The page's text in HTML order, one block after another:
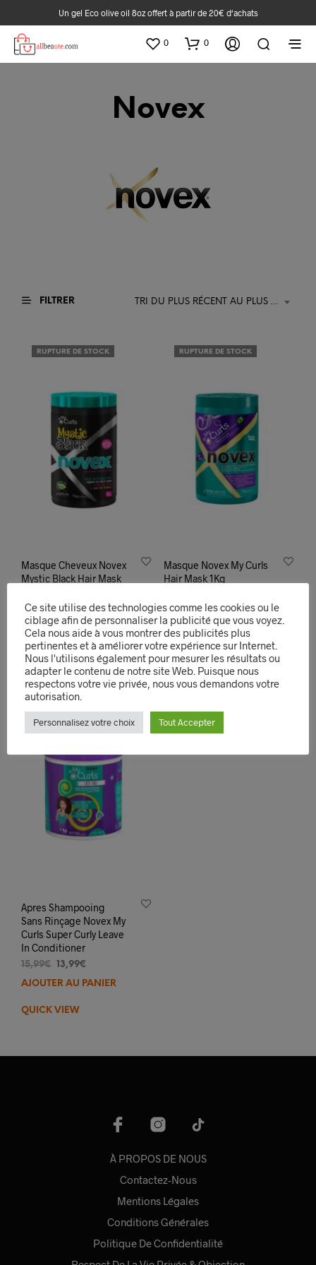
Un gel Eco olive oil 8oz offert à partir de 20€ d‘achats
0 0
Novex
FILTRER TRI DU PLUS RÉCENT AU PLUS ANCIEN
RUPTURE DE STOCK
Masque Cheveux Novex
Mystic Black Hair Mask
LIRE LA SUITE
QUICK VIEW
RUPTURE DE STOCK
Masque Novex My Curls
Hair Mask 1Kg
LIRE LA SUITE
QUICK VIEW
PROMO!
Apres Shampooing
Sans Rinçage Novex My
Curls Super Curly Leave
In Conditioner
15,99€ Le
prix
était :
13,99€
prix
AJOUTER AU PANIER
QUICK VIEW
À PROPOS DE NOUS
Contactez-Nous
Mentions Légales
Conditions Générales
Politique De Confidentialité
Ce site utilise des technologies comme les cookies ou le
ciblage afin de personnaliser la publicité que vous voyez.
Cela nous aide à vous montrer des publicités plus
pertinentes et à améliorer votre expérience sur Internet.
Nous l'utilisons également pour mesurer les résultats ou
adapter le contenu de notre site Web. Puisque nous
respectons votre vie privée, nous vous demandons votre
autorisation.
Personnalisez votre choix Tout Accepter